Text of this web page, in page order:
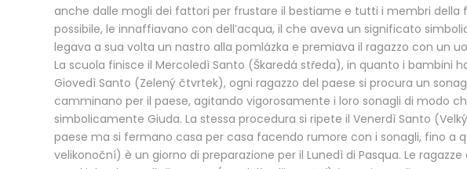
anche dalle mogli dei fattori per frustare il bestiame e tutti i membri della
possibile, le innaffiavano con dell’acqua, il che aveva un significato
legava a sua volta un nastro alla pomlázka e premiava il ragazzo con un
La scuola finisce il Mercoledì Santo (Škaredá středa), in quanto i bambini
Giovedì Santo (Zelený čtvrtek), ogni ragazzo del paese si procura un
camminano per il paese, agitando vigorosamente i loro sonagli di modo
simbolicamente Giuda. La stessa procedura si ripete il Venerdì Santo
paese ma si fermano casa per casa facendo rumore con i sonagli, fino a
velikonoční) è un giorno di preparazione per il Lunedì di Pasqua. Le